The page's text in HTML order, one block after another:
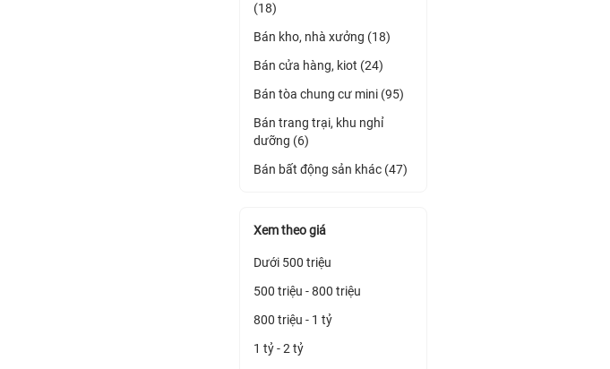
(18)
Bán kho, nhà xưởng (18)
Bán cửa hàng, kiot (24)
Bán tòa chung cư mini (95)
Bán trang trại, khu nghỉ
dưỡng (6)
Bán bất động sản khác (47)
Xem theo giá
Dưới 500 triệu
500 triệu - 800 triệu
800 triệu - 1 tỷ
1 tỷ - 2 tỷ